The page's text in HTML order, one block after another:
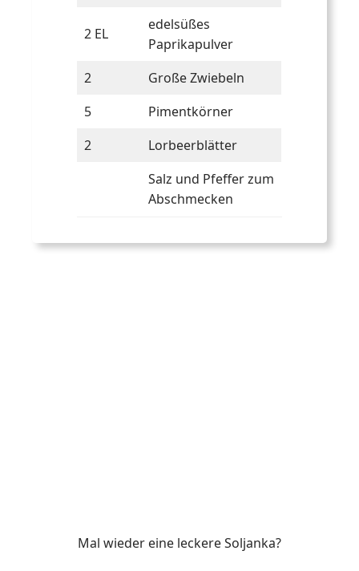
2 EL
edelsüßes
Paprikapulver
2
Große Zwiebeln
5
Pimentkörner
2
Lorbeerblätter
Salz und Pfeffer zum
Abschmecken
Mal wieder eine leckere Soljanka?